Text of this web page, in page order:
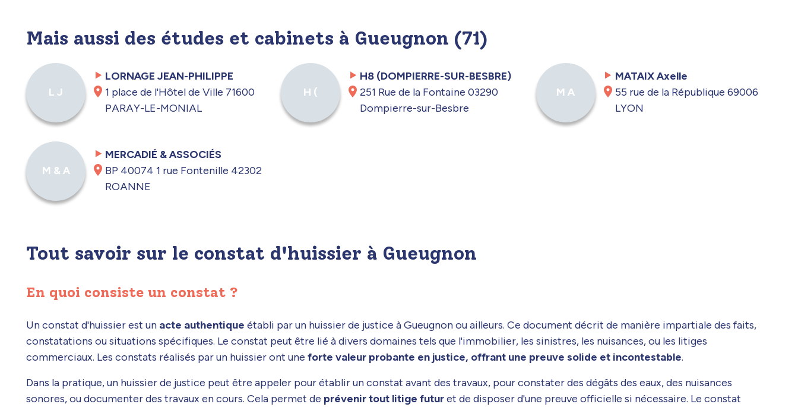
Mais aussi des études et cabinets à Gueugnon (71)
L J
LORNAGE JEAN-PHILIPPE
1 place de l'Hôtel de Ville 71600
PARAY-LE-MONIAL
H (
H8 (DOMPIERRE-SUR-BESBRE)
251 Rue de la Fontaine 03290
Dompierre-sur-Besbre
M A
MATAIX Axelle
55 rue de la République 69006
LYON
M & A
MERCADIÉ & ASSOCIÉS
BP 40074 1 rue Fontenille 42302
ROANNE
Tout savoir sur le constat d'huissier à Gueugnon
En quoi consiste un constat ?
Un constat d'huissier est un acte authentique établi par un huissier de justice à Gueugnon ou ailleurs. Ce document décrit de manière impartiale des faits,
constatations ou situations spécifiques. Le constat peut être lié à divers domaines tels que l'immobilier, les sinistres, les nuisances, ou les litiges
commerciaux. Les constats réalisés par un huissier ont une forte valeur probante en justice, offrant une preuve solide et incontestable.
Dans la pratique, un huissier de justice peut être appeler pour établir un constat avant des travaux, pour constater des dégâts des eaux, des nuisances
sonores, ou documenter des travaux en cours. Cela permet de prévenir tout litige futuret de disposer d'une preuve officielle si nécessaire. Le constat